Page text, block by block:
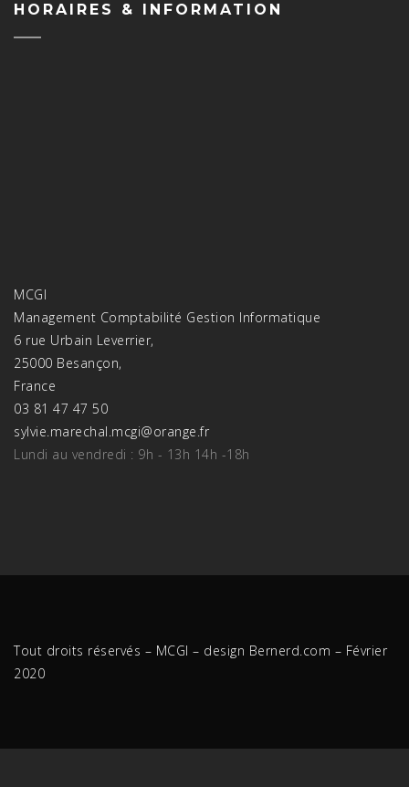
HORAIRES & INFORMATION
MCGI
Management Comptabilité Gestion Informatique
6 rue Urbain Leverrier,
25000 Besançon,
France
03 81 47 47 50
sylvie.marechal.mcgi@orange.fr
Lundi au vendredi : 9h - 13h 14h -18h
Tout droits réservés – MCGI – design Bernerd.com – Février
2020